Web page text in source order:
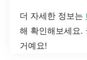
더 자세한 정보는
해 확인해보세요.
거예요!